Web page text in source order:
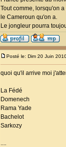
Tout comme, lorsqu'on
le Cameroun qu'on a.
Le jongleur pourra
Posté le: Dim 20 Juin
quoi qu'il arrive moi
La Fédé
Domenech
Rama Yade
Bachelot
Sarkozy
....